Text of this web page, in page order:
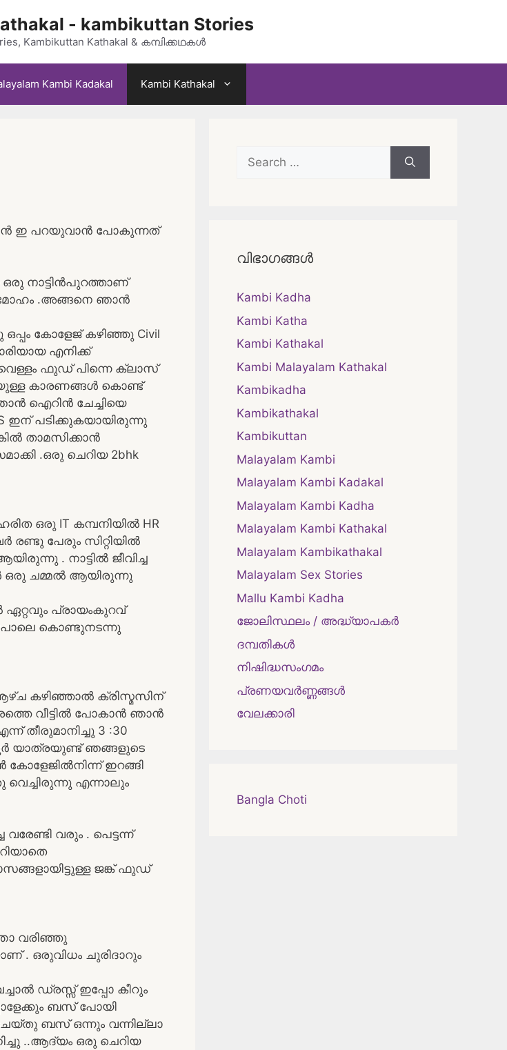
- kambikuttan Stories
Kambikuttan Kathakal & കമ്പിക്കഥകൾ
Kambi Kadakal Kambi Kathakal
ഇ പറയുവാൻ പോകുന്നത്
നാട്ടിൻപുറത്താണ്
മോഹം .അങ്ങനെ ഞാൻ
കോളേജ് കഴിഞ്ഞു Civil
എനിക്ക്
ഫുഡ് പിന്നെ ക്ലാസ്
കാരണങ്ങൾ കൊണ്ട്
ഐറിൻ ചേച്ചിയെ
ഇന് പടിക്കുകയായിരുന്നു
താമസിക്കാൻ
.ഒരു ചെറിയ 2bhk
ഒരു IT കമ്പനിയിൽ HR
പേരും സിറ്റിയിൽ
. നാട്ടിൽ ജീവിച്ച
ഒരു ചമ്മൽ ആയിരുന്നു
ഏറ്റവും പ്രായംകുറവ്
കൊണ്ടുനടന്നു
കഴിഞ്ഞാൽ ക്രിസ്മസിന്
വീട്ടിൽ പോകാൻ ഞാൻ
തീരുമാനിച്ചു 3 :30
യാത്രയുണ്ട് ഞങ്ങളുടെ
ഇറങ്ങി
എന്നാലും
വരും . പെട്ടന്ന്
ജങ്ക് ഫുഡ്
വരിഞ്ഞു
. ഒരുവിധം ചുരിദാറും
ഡ്രസ്സ് ഇപ്പോ കീറും
ബസ് പോയി
ബസ് ഒന്നും വന്നില്ലാ
..ആദ്യം ഒരു ചെറിയ
Search
for:
വിഭാഗങ്ങൾ
Kambi Kadha
Kambi Katha
Kambi Kathakal
Kambi Malayalam Kathakal
Kambikadha
Kambikathakal
Kambikuttan
Malayalam Kambi
Malayalam Kambi Kadakal
Malayalam Kambi Kadha
Malayalam Kambi Kathakal
Malayalam Kambikathakal
Malayalam Sex Stories
Mallu Kambi Kadha
ജോലിസ്ഥലം / അദ്ധ്യാപകർ
ദമ്പതികള്‍
നിഷിദ്ധസംഗമം
പ്രണയവർണ്ണങ്ങൾ
വേലക്കാരി
Bangla Choti